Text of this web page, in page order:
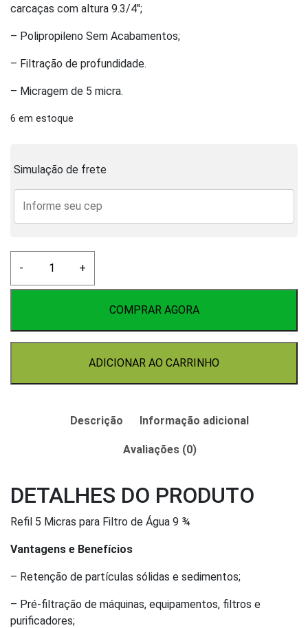
carcaças com altura 9.3/4″;
– Polipropileno Sem Acabamentos;
– Filtração de profundidade.
– Micragem de 5 micra.
6 em estoque
Simulação de frete
-
Micras
de
+
COMPRAR AGORA
ADICIONAR AO CARRINHO
Descrição Informação adicional
Avaliações (0)
DETALHES DO PRODUTO
Refil 5 Micras para Filtro de Água 9 ¾
Vantagens e Benefícios
– Retenção de partículas sólidas e sedimentos;
– Pré-filtração de máquinas, equipamentos, filtros e
purificadores;